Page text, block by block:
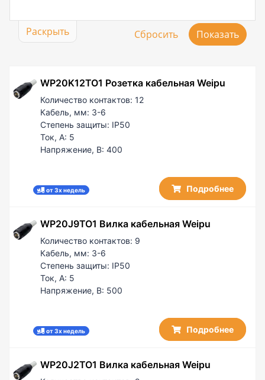
Раскрыть
WP20K12TO1 Розетка кабельная Weipu
Количество контактов: 12
Кабель, мм: 3-6
Степень защиты: IP50
Ток, А: 5
Напряжение, В: 400
от 3х недель Подробнее
WP20J9TO1 Вилка кабельная Weipu
Количество контактов: 9
Кабель, мм: 3-6
Степень защиты: IP50
Ток, А: 5
Напряжение, В: 500
от 3х недель Подробнее
WP20J2TO1 Вилка кабельная Weipu